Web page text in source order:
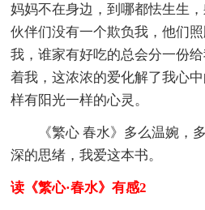
妈妈不在身边，到哪都怯生生
伙伴们没有一个欺负我，他们
我，谁家有好吃的总会分一份
着我，这浓浓的爱化解了我心
样有阳光一样的心灵。
《繁心 春水》多么温婉，
深的思绪，我爱这本书。
读《繁心·春水》有感2